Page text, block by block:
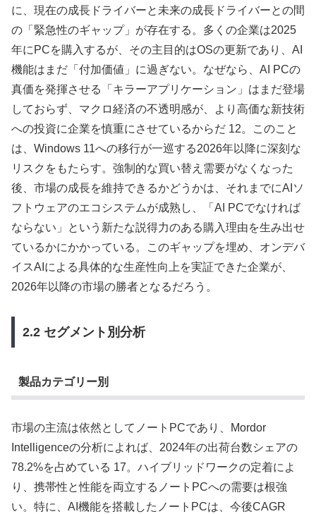
に、現在の成長ドライバーと未来の成長ドライバーとの間
の「緊急性のギャップ」が存在する。多くの企業は2025
年にPCを購入するが、その主目的はOSの更新であり、AI
機能はまだ「付加価値」に過ぎない。なぜなら、AI PCの
真価を発揮させる「キラーアプリケーション」はまだ登場
しておらず、マクロ経済の不透明感が、より高価な新技術
への投資に企業を慎重にさせているからだ 12。このこと
は、Windows 11への移行が一巡する2026年以降に深刻な
リスクをもたらす。強制的な買い替え需要がなくなった
後、市場の成長を維持できるかどうかは、それまでにAIソ
フトウェアのエコシステムが成熟し、「AI PCでなければ
ならない」という新たな説得力のある購入理由を生み出せ
ているかにかかっている。このギャップを埋め、オンデバ
イスAIによる具体的な生産性向上を実証できた企業が、
2026年以降の市場の勝者となるだろう。
2.2 セグメント別分析
製品カテゴリー別
市場の主流は依然としてノートPCであり、Mordor
Intelligenceの分析によれば、2024年の出荷台数シェアの
78.2%を占めている 17。ハイブリッドワークの定着によ
り、携帯性と性能を両立するノートPCへの需要は根強
い。特に、AI機能を搭載したノートPCは、今後CAGR